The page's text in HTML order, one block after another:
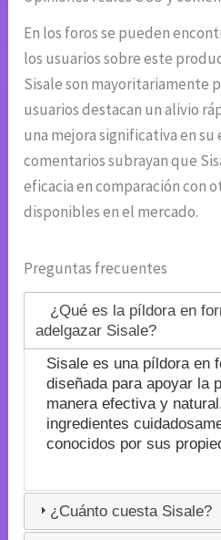
En los foros se pueden
los usuarios sobre este
Sisale son mayoritariamente
usuarios destacan un alivio
una mejora significativa en su
comentarios subrayan que
eficacia en comparación con
disponibles en el mercado.
Preguntas frecuentes
¿Qué es la píldora en
adelgazar Sisale?
Sisale es una píldora en
diseñada para apoyar la
manera efectiva y
ingredientes
conocidos por sus
¿Cuánto cuesta Sisale?